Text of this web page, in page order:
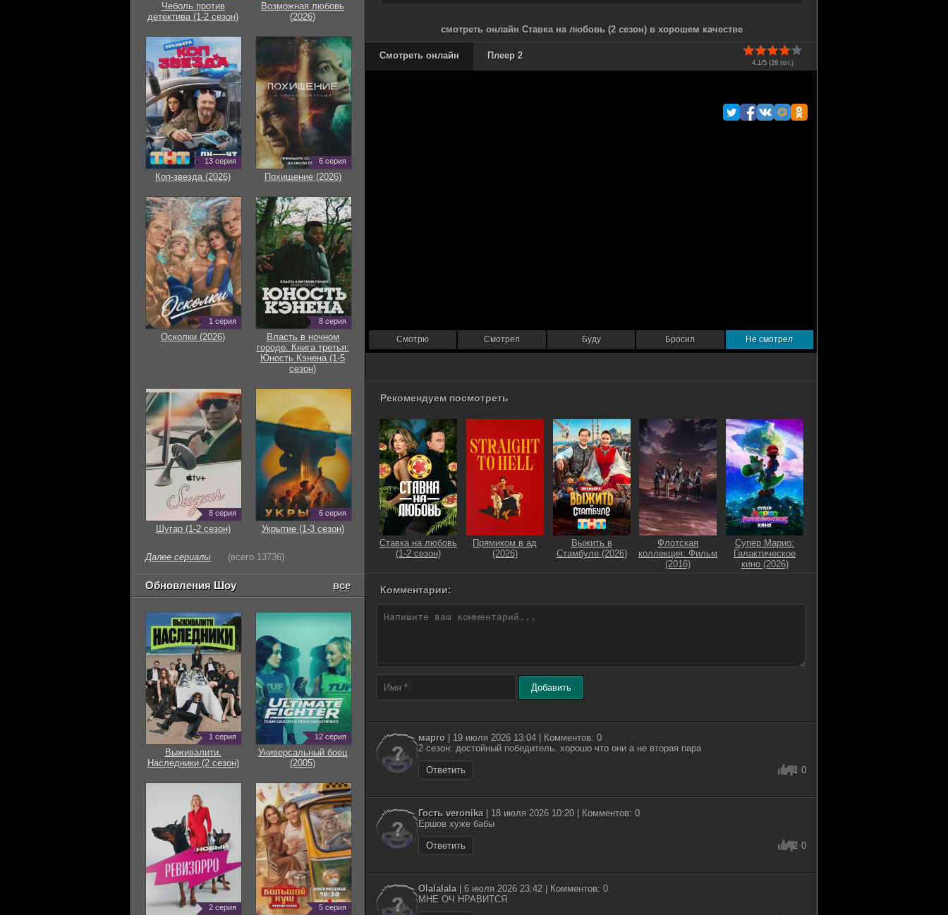
смотреть онлайн Ставка на любовь (2 сезон) в хорошем качестве
4.1/5 (28 гол.)
Смотреть онлайн Плеер 2
Смотрю Смотрел Буду Бросил Не смотрел
Рекомендуем посмотреть
Ставка на любовь
(1-2 сезон)
Прямиком в ад
(2026)
Выжить в
Стамбуле (2026)
Флотская
коллекция: Фильм
(2016)
Супер Марио:
Галактическое
кино (2026)
Комментарии:
Добавить
марго | 19 июля 2026 13:04 | Комментов: 0
2 сезон: достойный победитель. хорошо что они а не вторая пара
Ответить 1 0
Гость veronika| 18 июля 2026 10:20 | Комментов: 0
Ершов хуже бабы
Ответить 2 0
Olalalala| 6 июля 2026 23:42 | Комментов: 0
МНЕ ОЧ НРАВИТСЯ
Чеболь против
детектива (1-2 сезон)
Возможная любовь
(2026)
13 серия
Коп-звезда (2026)
6 серия
Похищение (2026)
1 серия
Осколки (2026)
8 серия
Власть в ночном
городе. Книга третья:
Юность Кэнена (1-5
сезон)
8 серия
Шугар (1-2 сезон)
6 серия
Укрытие (1-3 сезон)
Далее сериалы (всего 13736)
Обновления Шоу все
1 серия
Выживалити.
Наследники (2 сезон)
12 серия
Универсальный боец
(2005)
2 серия 5 серия